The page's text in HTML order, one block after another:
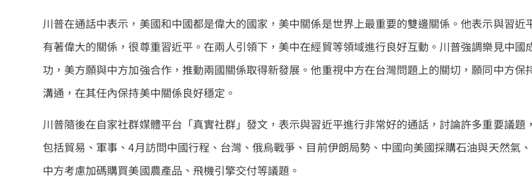
川普在通話中表示，美國和中國都是偉大的國家，美中關係是世界上最重要的雙邊關係。他表示與習近
有著偉大的關係，很尊重習近平。在兩人引領下，美中在經貿等領域進行良好互動。川普強調樂見中國
功，美方願與中方加強合作，推動兩國關係取得新發展。他重視中方在台灣問題上的關切，願同中方保
溝通，在其任內保持美中關係良好穩定。
川普隨後在自家社群媒體平台「真實社群」發文，表示與習近平進行非常好的通話，討論許多重要議題，
包括貿易、軍事、4月訪問中國行程、台灣、俄烏戰爭、目前伊朗局勢、中國向美國採購石油與天然氣、
中方考慮加碼購買美國農產品、飛機引擎交付等議題。